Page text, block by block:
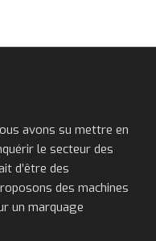
avons su mettre en
le secteur des
d’être des
des machines
un marquage